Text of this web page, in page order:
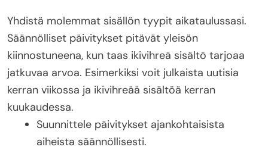
Yhdistä molemmat sisällön tyypit aikataulussasi.
Säännölliset päivitykset pitävät yleisön
kiinnostuneena, kun taas ikivihreä sisältö tarjoaa
jatkuvaa arvoa. Esimerkiksi voit julkaista uutisia
kerran viikossa ja ikivihreää sisältöä kerran
kuukaudessa.
Suunnittele päivitykset ajankohtaisista
aiheista säännöllisesti.